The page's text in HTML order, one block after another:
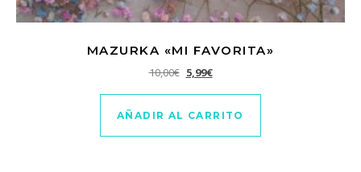
MAZURKA «MI FAVORITA»
10,00€ El precio original era: 10,00€.
5,99€El precio actual es: 5,99€.
AÑADIR AL CARRITO